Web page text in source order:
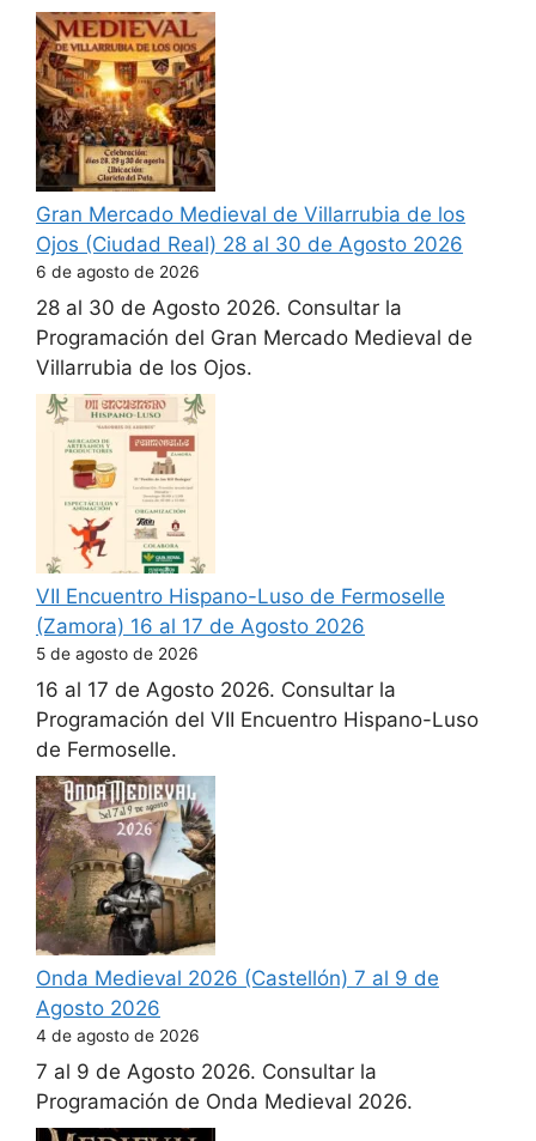
Gran Mercado Medieval de Villarrubia de los
Ojos (Ciudad Real) 28 al 30 de Agosto 2026
6 de agosto de 2026
28 al 30 de Agosto 2026. Consultar la
Programación del Gran Mercado Medieval de
Villarrubia de los Ojos.
VII Encuentro Hispano-Luso de Fermoselle
(Zamora) 16 al 17 de Agosto 2026
5 de agosto de 2026
16 al 17 de Agosto 2026. Consultar la
Programación del VII Encuentro Hispano-Luso
de Fermoselle.
Onda Medieval 2026 (Castellón) 7 al 9 de
Agosto 2026
4 de agosto de 2026
7 al 9 de Agosto 2026. Consultar la
Programación de Onda Medieval 2026.